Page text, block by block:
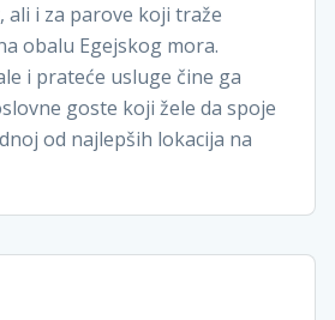
, ali i za parove koji traže
obalu Egejskog mora.
i prateće usluge čine ga
goste koji žele da spoje
od najlepših lokacija na